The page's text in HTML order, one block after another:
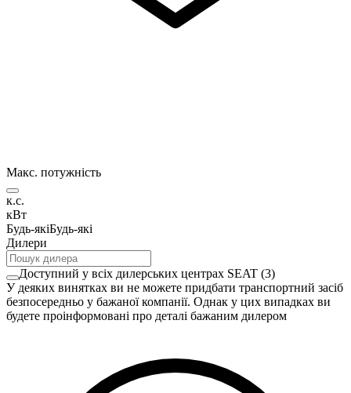
Макс. потужність
к.с.
кВт
Будь-якіБудь-які
Дилери
Доступний у всіх дилерських центрах SEAT (3)
У деяких винятках ви не можете придбати транспортний засіб
безпосередньо у бажаної компанії. Однак у цих випадках ви
будете проінформовані про деталі бажаним дилером